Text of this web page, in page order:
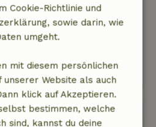
Langelille
von Echtenerbrug
Ansehen
Cookie-Richtlinie und
sowie darin, wie
umgeht.
mit diesem persönlichen
unserer Website als auch
klick auf Akzeptieren.
bestimmen, welche
sind, kannst du deine